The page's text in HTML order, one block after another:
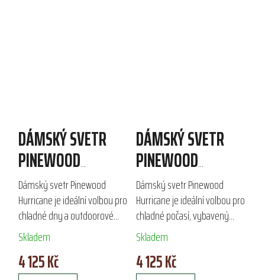
DÁMSKÝ SVETR
PINEWOOD
HURRICANE
Dámský svetr Pinewood
Hurricane je ideální volbou pro
chladné dny a outdoorové
aktivity. Díky kombinaci
odolných materiálů, jako je 50
% vlna a 50 % akryl, poskytuje
Skladem
4 125 Kč
DÁMSKÝ SVETR
PINEWOOD
HURRICANE
Dámský svetr Pinewood
Hurricane je ideální volbou pro
chladné počasí, vybavený
stojáčkem a krátkým zipem
pro maximální pohodlí. Jeho
membrána zajišťuje
Skladem
4 125 Kč